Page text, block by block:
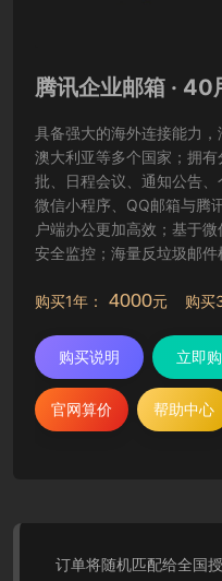
腾讯企业邮箱 · 40
具备强大的海外连接能力，
澳大利亚等多个国家；拥
批、日程会议、通知公告、
微信小程序、QQ邮箱与腾
户端办公更加高效；基于
安全监控；海量反垃圾邮
购买1年：
4000元 购买3
购买说明 立即
官网算价 帮助中心
订单将随机匹配给全国